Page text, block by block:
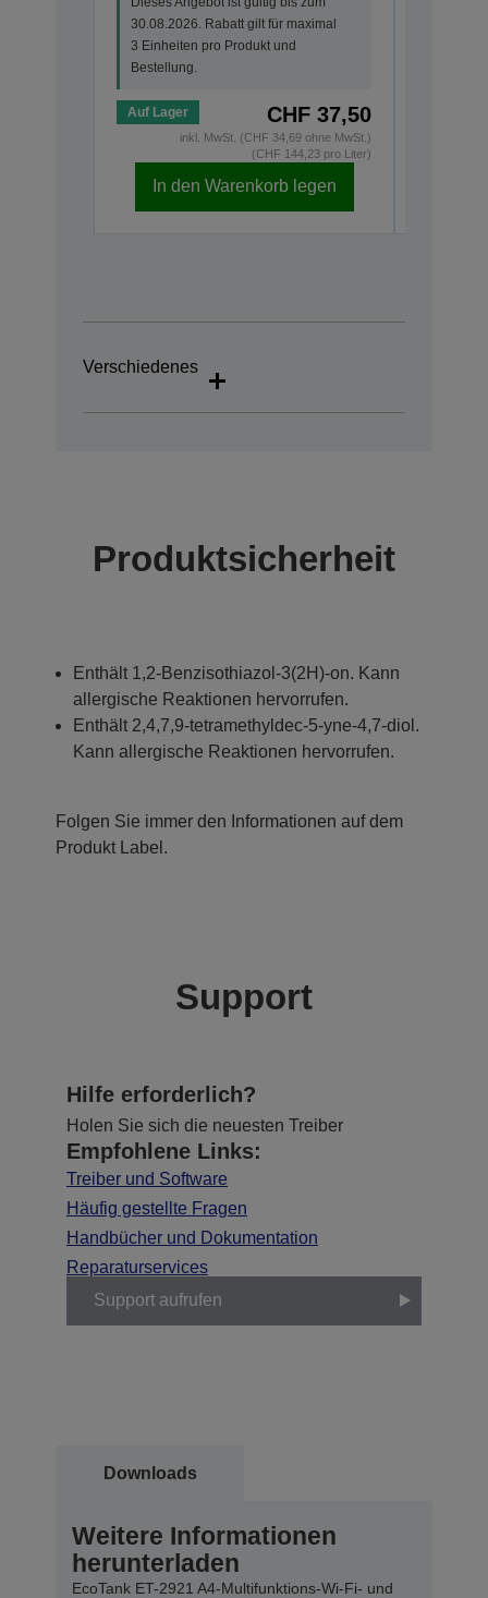
30.08.2026. Rabatt gilt für maximal
3 Einheiten pro Produkt und
Bestellung.
Auf Lager CHF 37,50
inkl. MwSt. (CHF 34,69 ohne MwSt.)
(CHF 144,23 pro Liter)
In den Warenkorb legen
Verschiedenes
Produktsicherheit
Enthält 1,2-Benzisothiazol-3(2H)-on. Kann
allergische Reaktionen hervorrufen.
Enthält 2,4,7,9-tetramethyldec-5-yne-4,7-diol.
Kann allergische Reaktionen hervorrufen.
Folgen Sie immer den Informationen auf dem
Produkt Label.
Support
Hilfe erforderlich?
Holen Sie sich die neuesten Treiber
Empfohlene Links:
Treiber und Software
Häufig gestellte Fragen
Handbücher und Dokumentation
Reparaturservices
Support aufrufen
Downloads
Weitere Informationen
herunterladen
EcoTank ET-2921 A4-Multifunktions-Wi-Fi- und